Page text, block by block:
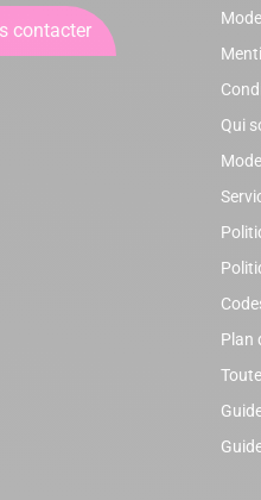
contacter
Qui
Plan